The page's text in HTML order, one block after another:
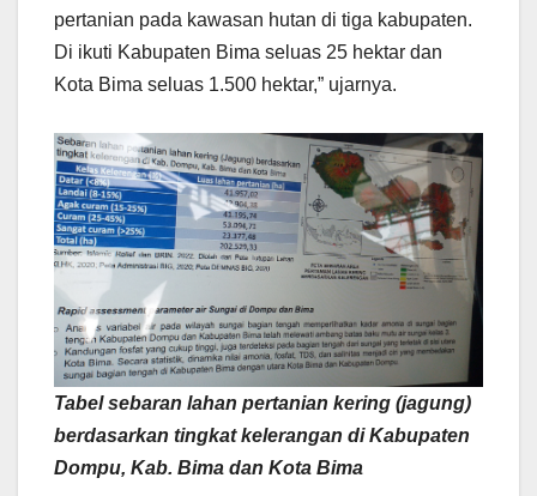
pertanian pada kawasan hutan di tiga kabupaten.
Di ikuti Kabupaten Bima seluas 25 hektar dan
Kota Bima seluas 1.500 hektar,” ujarnya.
Tabel sebaran lahan pertanian kering (jagung)
berdasarkan tingkat kelerangan di Kabupaten
Dompu, Kab. Bima dan Kota Bima